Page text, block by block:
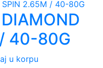
40-80G
u korpu